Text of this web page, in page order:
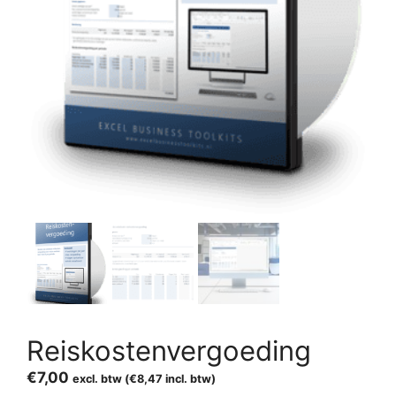
Reiskostenvergoeding
€7,00 excl. btw (€8,47 incl. btw)